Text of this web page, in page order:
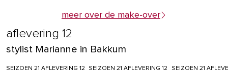
meer over de make-over
aflevering 12
stylist Marianne in Bakkum
SEIZOEN 21 AFLEVERING 12 SEIZOEN 21 AFLEVERING 12 SEIZOEN 21